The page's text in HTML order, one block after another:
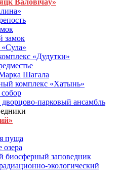
Валовічаў»
замок
«Дудутки»
Шагала
комплекс «Хатынь»
парковый ансамбль
пуща
озера
биосферный заповедник
экологический